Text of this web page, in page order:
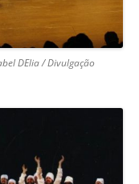
DElia / Divulgação